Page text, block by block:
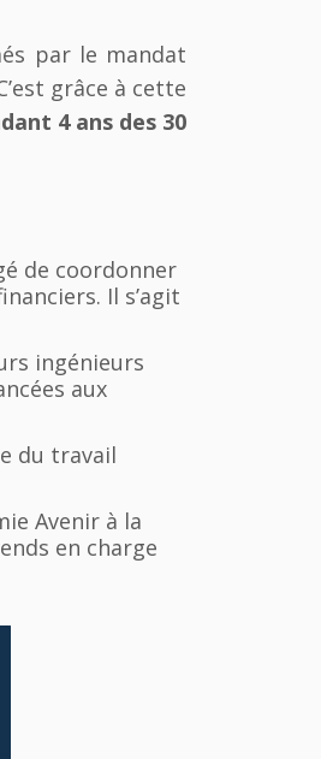
par le mandat
grâce à cette
4 ans des 30
de coordonner
Il s’agit
ingénieurs
aux
du travail
Avenir à la
en charge